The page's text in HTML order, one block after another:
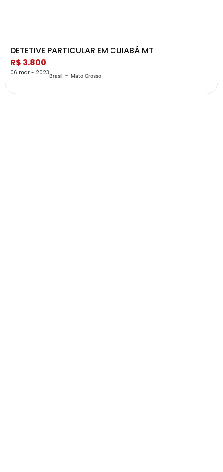
DETETIVE PARTICULAR EM CUIABÁ MT
R$ 3.800
06 mar - 2023Brasil - Mato Grosso